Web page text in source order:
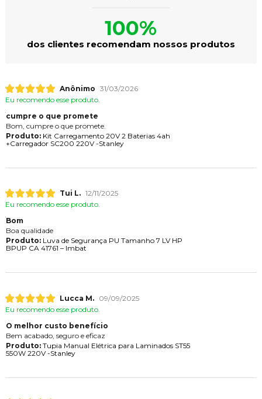
100%
dos clientes recomendam nossos produtos
Anônimo 31/03/2026
Eu recomendo esse produto.
cumpre o que promete
Bom, cumpre o que promete.
Produto:Kit Carregamento 20V 2 Baterias 4ah
+Carregador SC200 220V -Stanley
Tui L. 12/11/2025
Eu recomendo esse produto.
Bom
Boa qualidade
Produto:Luva de Segurança PU Tamanho 7 LV HP
BPUP CA 41761 – Imbat
Lucca M.
09/09/2025
Eu recomendo esse produto.
O melhor custo benefício
Bem acabado, seguro e eficaz
Produto:Tupia Manual Elétrica para Laminados ST55
550W 220V -Stanley